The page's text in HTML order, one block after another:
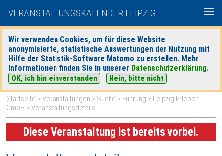
VERANSTALTUNGSKALENDER LEIPZIG
Wir verwenden Cookies, um für diese Website
anonymisierte, statistische Auswertungen der Nutzung mit
Hilfe der Statistik-Software Matomo zu erstellen. Mehr
Informationen finden Sie in unserer Datenschutzerklärung.
OK, ich bin einverstanden
Nein, bitte nicht
heute|morgen| Detaillierte Suche
Startseite >Veranstaltungen > Suche > Führung > Leipzig Erleben
GmbH > Veranstaltungsdetails
Diese Veranstaltung ist bereits vorbei.